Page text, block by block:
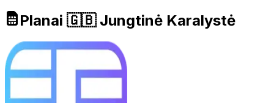
Planai 🇬🇧 Jungtinė Karalystė